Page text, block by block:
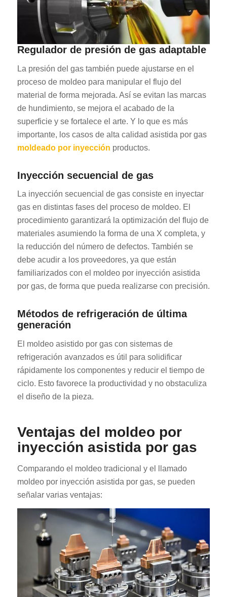
Regulador de presión de gas adaptable
La presión del gas también puede ajustarse en el
proceso de moldeo para manipular el flujo del
material de forma mejorada. Así se evitan las marcas
de hundimiento, se mejora el acabado de la
superficie y se fortalece el arte. Y lo que es más
importante, los casos de alta calidad asistida por gas
moldeado por inyección productos.
Inyección secuencial de gas
La inyección secuencial de gas consiste en inyectar
gas en distintas fases del proceso de moldeo. El
procedimiento garantizará la optimización del flujo de
materiales asumiendo la forma de una X completa, y
la reducción del número de defectos. También se
debe acudir a los proveedores, ya que están
familiarizados con el moldeo por inyección asistida
por gas, de forma que pueda realizarse con precisión.
Métodos de refrigeración de última
generación
El moldeo asistido por gas con sistemas de
refrigeración avanzados es útil para solidificar
rápidamente los componentes y reducir el tiempo de
ciclo. Esto favorece la productividad y no obstaculiza
el diseño de la pieza.
Ventajas del moldeo por
inyección asistida por gas
Comparando el moldeo tradicional y el llamado
moldeo por inyección asistida por gas, se pueden
señalar varias ventajas: